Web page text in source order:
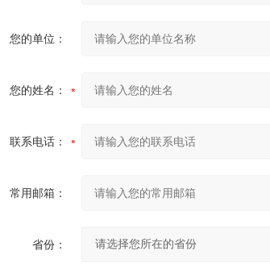
您的单位：
您的姓名：
联系电话：
常用邮箱：
省份：